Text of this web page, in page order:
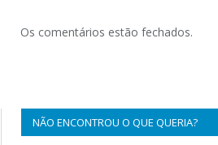
Os comentários estão fechados.
NÃO ENCONTROU O QUE QUERIA?